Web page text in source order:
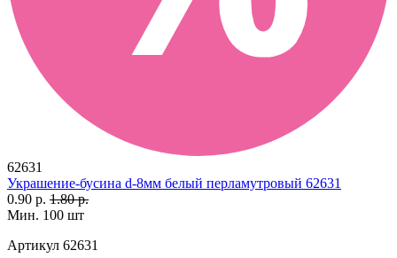
62631
Украшение-бусина d-8мм белый перламутровый 62631
0.90 р. 1.80 р.
Мин. 100 шт
Артикул 62631